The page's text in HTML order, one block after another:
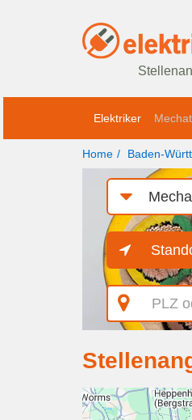
Elektriker
Home Baden-
Job-
Kategorie
PLZ
oder
Ort